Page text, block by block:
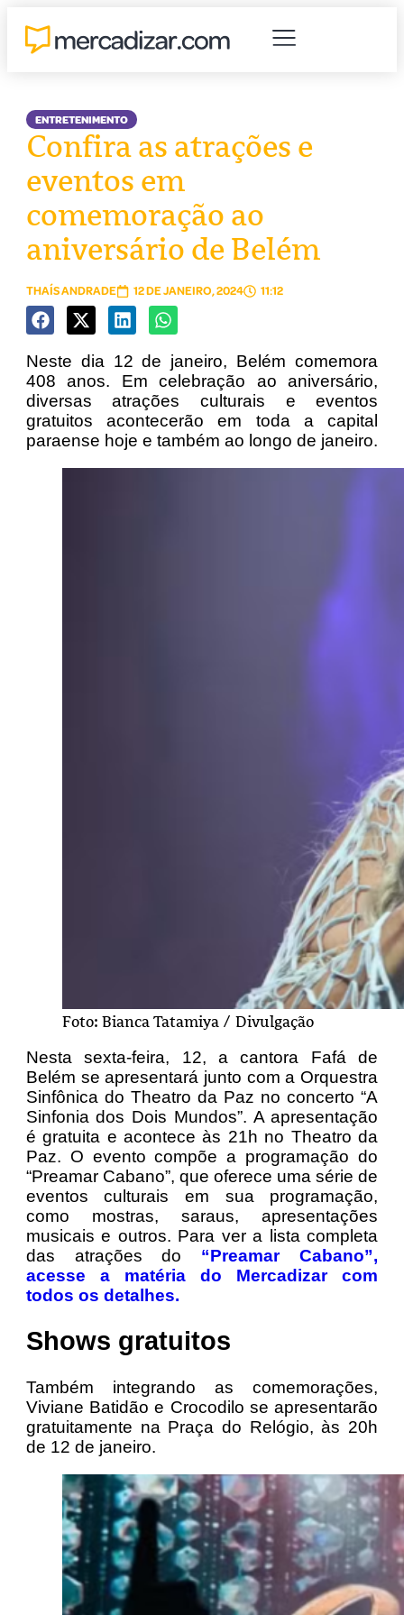
ENTRETENIMENTO
Confira as atrações e
eventos em
comemoração ao
aniversário de Belém
THAÍS ANDRADE 12 DE JANEIRO, 2024 11:12
Neste dia 12 de janeiro, Belém comemora
408 anos. Em celebração ao aniversário,
diversas atrações culturais e eventos
gratuitos acontecerão em toda a capital
paraense hoje e também ao longo de janeiro.
Foto: Bianca Tatamiya / Divulgação
Nesta sexta-feira, 12, a cantora Fafá de
Belém se apresentará junto com a Orquestra
Sinfônica do Theatro da Paz no concerto “A
Sinfonia dos Dois Mundos”. A apresentação
é gratuita e acontece às 21h no Theatro da
Paz. O evento compõe a programação do
“Preamar Cabano”, que oferece uma série de
eventos culturais em sua programação,
como mostras, saraus, apresentações
musicais e outros. Para ver a lista completa
das atrações do “Preamar Cabano”,
acesse a matéria do Mercadizar com
todos os detalhes.
Shows gratuitos
Também integrando as comemorações,
Viviane Batidão e Crocodilo se apresentarão
gratuitamente na Praça do Relógio, às 20h
de 12 de janeiro.